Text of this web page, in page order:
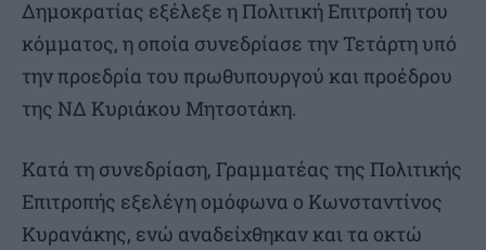
Δημοκρατίας εξέλεξε η Πολιτική Επιτροπή του
κόμματος, η οποία συνεδρίασε την Τετάρτη υπό
την προεδρία του πρωθυπουργού και προέδρου
της ΝΔ Κυριάκου Μητσοτάκη.
Κατά τη συνεδρίαση, Γραμματέας της Πολιτικής
Επιτροπής εξελέγη ομόφωνα ο Κωνσταντίνος
Κυρανάκης, ενώ αναδείχθηκαν και τα οκτώ